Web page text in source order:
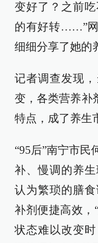
变好了？之前
的有好转……”网
细细分享了她的
记者调查发现
变，各类营养补
特点，成了养生
“95后”南宁市民
补、慢调的养
认为繁琐的膳
补剂便捷高效，
状态难以改变